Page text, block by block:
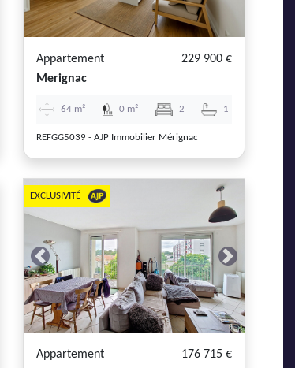
Appartement
229 900 €
Merignac
64 m² 0 m² 2 1
REFGG5039 - AJP Immobilier Mérignac
Previous Next
EXCLUSIVITÉ
Appartement
176 715 €